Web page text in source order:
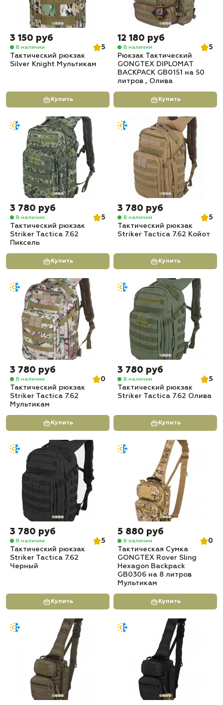
3 150 руб
В наличии
5
Тактический рюкзак
Silver Knight Мультикам
Купить
12 180 руб
В наличии
5
Рюкзак Тактический
GONGTEX DIPLOMAT
BACKPACK GB0151 на 50
литров , Олива
Купить
3 780 руб
В наличии
5
Тактический рюкзак
Striker Tactica 7.62
Пиксель
Купить
3 780 руб
В наличии
5
Тактический рюкзак
Striker Tactica 7.62 Койот
Купить
3 780 руб
В наличии
0
Тактический рюкзак
Striker Tactica 7.62
Мультикам
Купить
3 780 руб
В наличии
5
Тактический рюкзак
Striker Tactica 7.62 Олива
Купить
3 780 руб
В наличии
5
Тактический рюкзак
Striker Tactica 7.62
Черный
Купить
5 880 руб
В наличии
0
Тактическая Сумка
GONGTEX Rover Sling
Hexagon Backpack
GB0306 на 8 литров
Мультикам
Купить